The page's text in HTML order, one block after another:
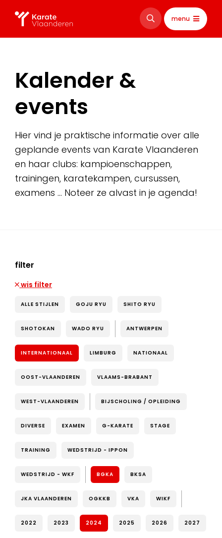
menu
Kalender &
events
Hier vind je praktische informatie over alle
geplande events van Karate Vlaanderen
en haar clubs: kampioenschappen,
trainingen, karatekampen, cursussen,
examens … Noteer ze alvast in je agenda!
filter
wis filter
ALLE STIJLEN GOJU RYU SHITO RYU
SHOTOKAN WADO RYU ANTWERPEN
INTERNATIONAAL LIMBURG NATIONAAL
OOST-VLAANDEREN VLAAMS-BRABANT
WEST-VLAANDEREN BIJSCHOLING / OPLEIDING
DIVERSE EXAMEN G-KARATE STAGE
TRAINING WEDSTRIJD - IPPON
WEDSTRIJD - WKF BGKA BKSA
JKA VLAANDEREN OGKKB VKA WIKF
2022 2023 2024 2025 2026 2027